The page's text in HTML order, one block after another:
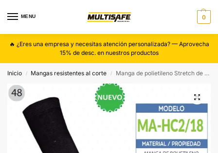
MENU 0
🔥 ¿Eres una empresa y necesitas atención personalizada? — Aprovecha
15% de desc. en nuestros productos
Inicio / Mangas resistentes al corte / Manga de polietileno Stretch de 18ª